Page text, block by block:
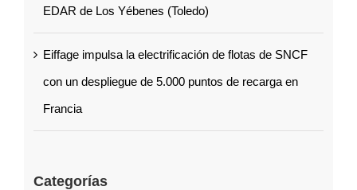
EDAR de Los Yébenes (Toledo)
Eiffage impulsa la electrificación de flotas de SNCF
con un despliegue de 5.000 puntos de recarga en
Francia
Categorías